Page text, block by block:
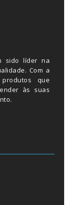
sido líder na
Com a
que
às suas